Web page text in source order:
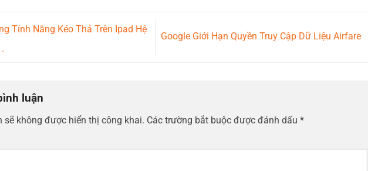
Tính Năng Kéo Thả Trên Ipad Hệ
Google Giới Hạn Quyền Truy Cập Dữ Liệu Airfare
luận
sẽ không được hiển thị công khai. Các trường bắt buộc được đánh dấu *